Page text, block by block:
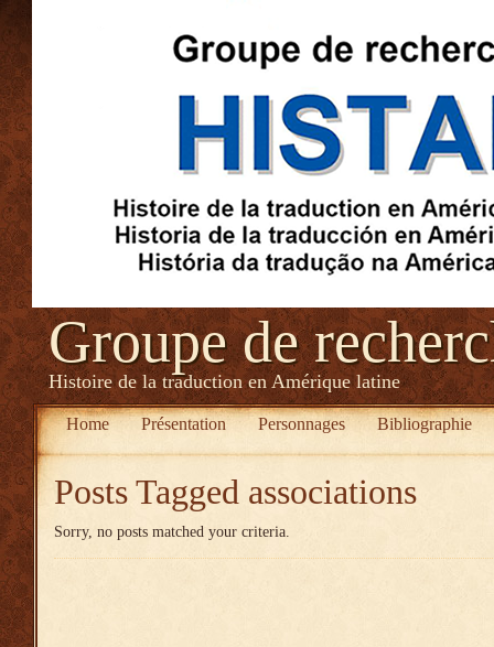
Groupe de
Histoire de la traduction en Amérique latine
Home Présentation Personnages Bibliographie
Posts Tagged associations
Sorry, no posts matched your criteria.